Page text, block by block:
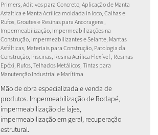
Primers, Aditivos para Concreto, Aplicação de Manta
Asfaltica e Manta Acrílica moldada in loco, Calhas e
Rufos, Groutes e Resinas para Ancoragens ,
Impermeabilização, Impermeabilizações na
Construção, Impermeabilizantes e Selante, Mantas
Asfálticas, Materiais para Construção, Patologia da
Construção, Piscinas, Resina Acrílica Flexível , Resinas
Epóxi, Rufos, Telhados Metálicos, Tintas para
Manutenção Industrial e Marítima
Mão de obra especializada e venda de
produtos. Impermeabilização de Rodapé,
impermeabilização de lajes,
impermeabilização em geral, recuperação
estrutural.